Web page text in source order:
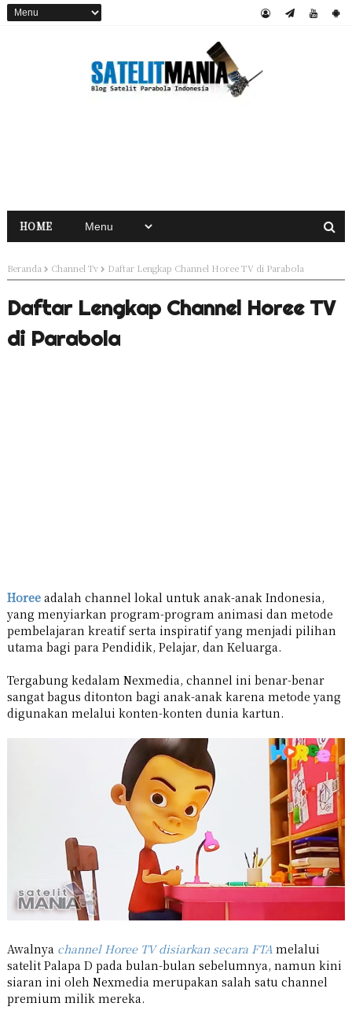
HOME
Beranda Channel Tv Daftar Lengkap Channel Horee TV di Parabola
Daftar Lengkap Channel Horee TV
di Parabola
Horeeadalah channel lokal untuk anak-anak Indonesia,
yang menyiarkan program-program animasi dan metode
pembelajaran kreatif serta inspiratif yang menjadi pilihan
utama bagi para Pendidik, Pelajar, dan Keluarga.
Tergabung kedalam Nexmedia, channel ini benar-benar
sangat bagus ditonton bagi anak-anak karena metode yang
digunakan melalui konten-konten dunia kartun.
Awalnya channel Horee TV disiarkan secara FTA melalui
satelit Palapa D pada bulan-bulan sebelumnya, namun kini
siaran ini oleh Nexmedia merupakan salah satu channel
premium milik mereka.